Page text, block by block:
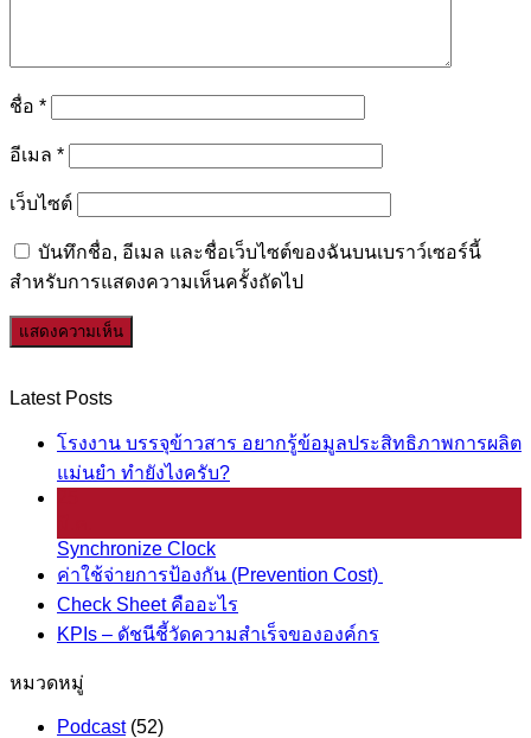
ชื่อ *
อีเมล *
เว็บไซต์
บันทึกชื่อ, อีเมล และชื่อเว็บไซต์ของฉันบนเบราว์เซอร์นี้
สำหรับการแสดงความเห็นครั้งถัดไป
Latest Posts
โรงงาน บรรจุข้าวสาร อยากรู้ข้อมูลประสิทธิภาพการผลิต
แม่นยำ ทำยังไงครับ?
Synchronize Clock
ค่าใช้จ่ายการป้องกัน (Prevention Cost)
Check Sheet คืออะไร
KPIs – ดัชนีชี้วัดความสำเร็จขององค์กร
หมวดหมู่
Podcast(52)